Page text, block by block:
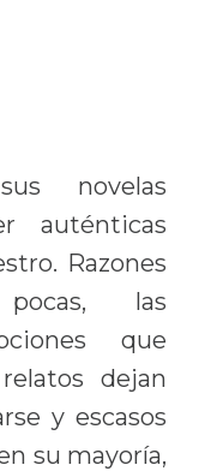
novelas
auténticas
Razones
pocas, las
que
dejan
y escasos
su mayoría,